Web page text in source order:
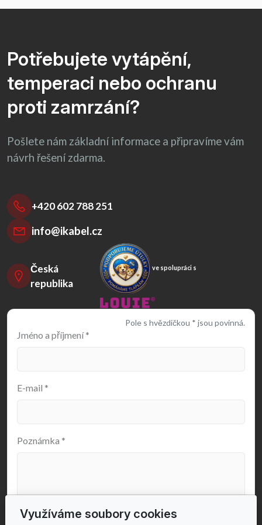
Potřebujete vytápění,
temperaci nebo ochranu
proti zamrzání?
Pošlete nám základní informace a připravíme vám
návrh řešení zdarma.
+420 602 788 251
info@ikabel.cz
Česká
republika
ve spolupráci s
Pole s hvězdičkou * jsou povinná.
Jméno a příjmení*
E-mail *
Poznámka *
Využíváme soubory cookies